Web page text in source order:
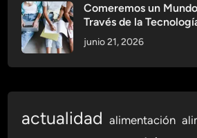
Comeremos un
Través de la
junio 21, 2026
actualidad alimentación